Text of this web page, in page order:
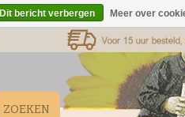
ZOEKEN
Dit bericht verbergen Meer over